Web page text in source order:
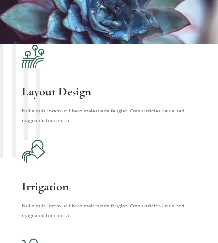
Layout Design
Nulla quis lorem ut libero malesuada feugiat. Cras ultricies ligula sed
magna dictum porta.
Irrigation
Nulla quis lorem ut libero malesuada feugiat. Cras ultricies ligula sed
magna dictum porta.